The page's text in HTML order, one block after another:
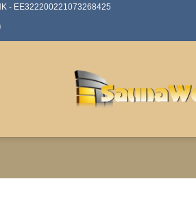
- EE322200221073268425